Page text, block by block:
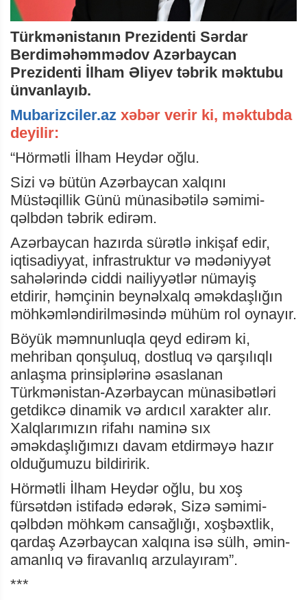
Türkmənistanın Prezidenti Sərdar
Berdiməhəmmədov Azərbaycan
Prezidenti İlham Əliyev təbrik məktubu
ünvanlayıb.
Mubarizciler.az xəbər verir ki, məktubda
deyilir:
“Hörmətli İlham Heydər oğlu.
Sizi və bütün Azərbaycan xalqını
Müstəqillik Günü münasibətilə səmimi-
qəlbdən təbrik edirəm.
Azərbaycan hazırda sürətlə inkişaf edir,
iqtisadiyyat, infrastruktur və mədəniyyət
sahələrində ciddi nailiyyətlər nümayiş
etdirir, həmçinin beynəlxalq əməkdaşlığın
möhkəmləndirilməsində mühüm rol oynayır.
Böyük məmnunluqla qeyd edirəm ki,
mehriban qonşuluq, dostluq və qarşılıqlı
anlaşma prinsiplərinə əsaslanan
Türkmənistan-Azərbaycan münasibətləri
getdikcə dinamik və ardıcıl xarakter alır.
Xalqlarımızın rifahı naminə sıx
əməkdaşlığımızı davam etdirməyə hazır
olduğumuzu bildiririk.
Hörmətli İlham Heydər oğlu, bu xoş
fürsətdən istifadə edərək, Sizə səmimi-
qəlbdən möhkəm cansağlığı, xoşbəxtlik,
qardaş Azərbaycan xalqına isə sülh, əmin-
amanlıq və firavanlıq arzulayıram”.
***